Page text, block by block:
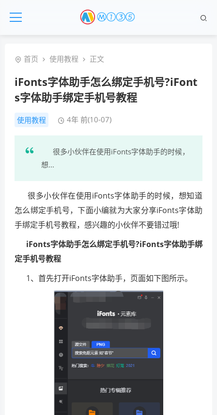
首页 使用教程 正文
iFonts字体助手怎么绑定手机号?iFont
s字体助手绑定手机号教程
使用教程 4年 前(10-07)
很多小伙伴在使用iFonts字体助手的时候，
想...
很多小伙伴在使用iFonts字体助手的时候，想知道
怎么绑定手机号，下面小编就为大家分享iFonts字体助
手绑定手机号教程，感兴趣的小伙伴不要错过哦!
iFonts字体助手怎么绑定手机号?iFonts字体助手绑
定手机号教程
1、首先打开iFonts字体助手，页面如下图所示。